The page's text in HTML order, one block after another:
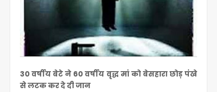
30 वर्षीय बेटे ने 60 वर्षीय वृद्ध मां को बेसहारा छोड़ पंखे
से लटक कर दे दी जान